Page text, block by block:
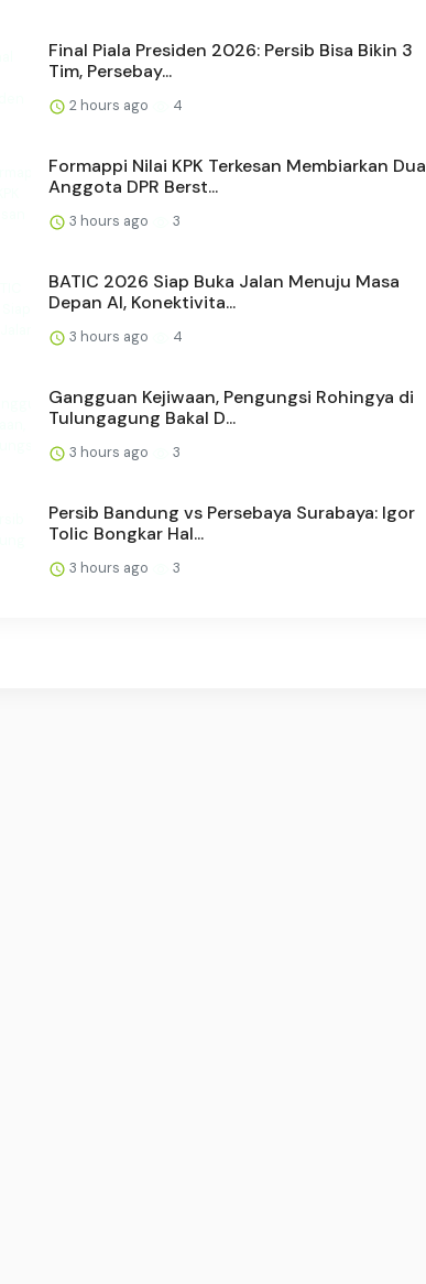
Final Piala Presiden 2026: Persib Bisa Bikin 3
Tim, Persebay...
2 hours ago 4
Formappi Nilai KPK Terkesan Membiarkan Dua
Anggota DPR Berst...
3 hours ago 3
BATIC 2026 Siap Buka Jalan Menuju Masa
Depan AI, Konektivita...
3 hours ago 4
Gangguan Kejiwaan, Pengungsi Rohingya di
Tulungagung Bakal D...
3 hours ago 3
Persib Bandung vs Persebaya Surabaya: Igor
Tolic Bongkar Hal...
3 hours ago 3